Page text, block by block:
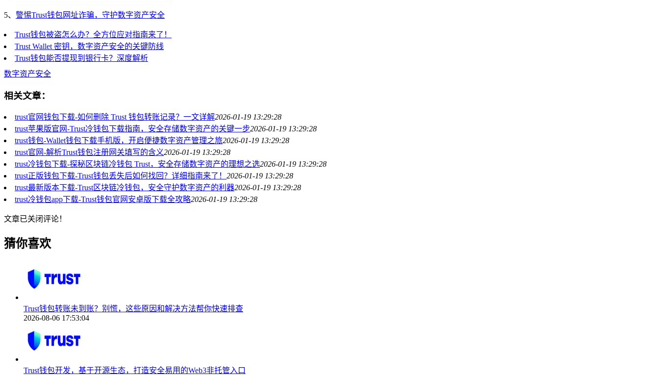
5、 警惕Trust钱包网址诈骗，守护数字资产安全
Trust钱包被盗怎么办？全方位应对指南来了！
Trust Wallet 密钥，数字资产安全的关键防线
Trust钱包能否提现到银行卡？深度解析
数字资产安全
相关文章：
trust官网钱包下载-如何删除 Trust 钱包转账记录？一文详解2026-01-19 13:29:28
trust苹果版官网-Trust冷钱包下载指南，安全存储数字资产的关键一步2026-01-19 13:29:28
trust钱包-Wallet钱包下载手机版，开启便捷数字资产管理之旅2026-01-19 13:29:28
trust官网-解析Trust钱包注册网关填写的含义2026-01-19 13:29:28
trust冷钱包下载-探秘区块链冷钱包 Trust，安全存储数字资产的理想之选2026-01-19 13:29:28
trust正版钱包下载-Trust钱包丢失后如何找回？详细指南来了！ 2026-01-19 13:29:28
trust最新版本下载-Trust区块链冷钱包，安全守护数字资产的利器2026-01-19 13:29:28
trust冷钱包app下载-Trust钱包官网安卓版下载全攻略2026-01-19 13:29:28
文章已关闭评论！
猜你喜欢
Trust钱包转账未到账？别慌，这些原因和解决方法帮你快速排查
2026-08-06 17:53:04
Trust钱包开发，基于开源生态，打造安全易用的Web3非托管入口